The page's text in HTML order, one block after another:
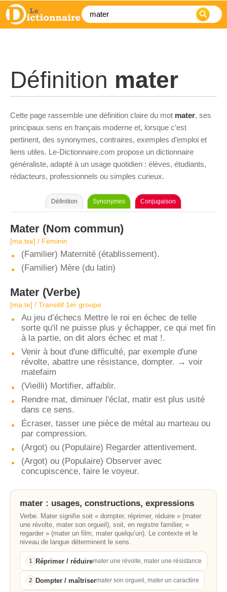
Définition mater
Cette page rassemble une définition claire du mot mater, ses
principaux sens en français moderne et, lorsque c’est
pertinent, des synonymes, contraires, exemples d’emploi et
liens utiles. Le-Dictionnaire.com propose un dictionnaire
généraliste, adapté à un usage quotidien : élèves, étudiants,
rédacteurs, professionnels ou simples curieux.
Définition Synonymes Conjugaison
Mater (Nom commun)
[ma.tɛʁ] / Féminin
(Familier) Maternité (établissement).
(Familier) Mère (du latin)
Mater (Verbe)
[ma.te] / Transitif 1er groupe
Au jeu d’échecs Mettre le roi en échec de telle
sorte qu'il ne puisse plus y échapper, ce qui met fin
à la partie, on dit alors échec et mat !.
Venir à bout d'une difficulté, par exemple d'une
révolte, abattre une résistance, dompter. → voir
matefaim
(Vieilli) Mortifier, affaiblir.
Rendre mat, diminuer l'éclat, matir est plus usité
dans ce sens.
Écraser, tasser une pièce de métal au marteau ou
par compression.
(Argot) ou (Populaire) Regarder attentivement.
(Argot) ou (Populaire) Observer avec
concupiscence, faire le voyeur.
mater : usages, constructions, expressions
Verbe. Mater signifie soit « dompter, réprimer, réduire » (mater
une révolte, mater son orgueil), soit, en registre familier, «
regarder » (mater un film, mater quelqu’un). Le contexte et le
niveau de langue déterminent le sens.
1 Réprimer / réduiremater une révolte, mater une résistance
2 Dompter / maîtrisermater son orgueil, mater un caractère